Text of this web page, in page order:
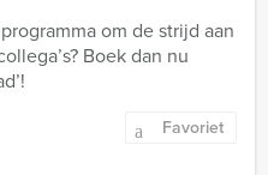
om de strijd aan
Boek dan nu
Favoriet